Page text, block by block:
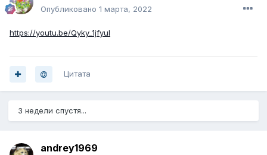
Опубликовано 1 марта, 2022
https://youtu.be/Qyky_1jfyuI
Цитата
3 недели спустя...
andrey1969